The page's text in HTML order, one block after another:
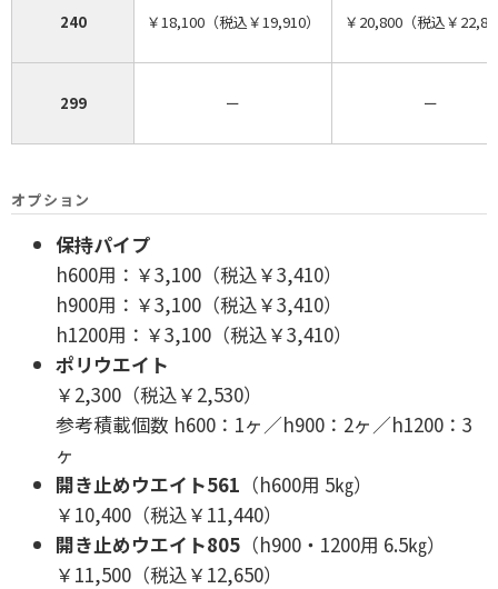
240 ￥18,100（税込￥19,910） ￥20,800（税込￥
299 ー ー
オプション
保持パイプ
h600用：￥3,100（税込￥3,410）
h900用：￥3,100（税込￥3,410）
h1200用：￥3,100（税込￥3,410）
ポリウエイト
￥2,300（税込￥2,530）
参考積載個数 h600：1ヶ／h900：2ヶ／h1200：3
ヶ
開き止めウエイト561 （h600用 5㎏）
￥10,400（税込￥11,440）
開き止めウエイト805 （h900・1200用 6.5㎏）
￥11,500（税込￥12,650）